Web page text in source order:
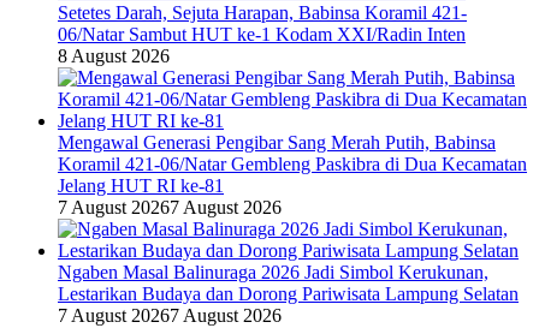
Setetes Darah, Sejuta Harapan, Babinsa Koramil 421-
06/Natar Sambut HUT ke-1 Kodam XXI/Radin Inten
8 August 2026
Mengawal Generasi Pengibar Sang Merah Putih, Babinsa
Koramil 421-06/Natar Gembleng Paskibra di Dua Kecamatan
Jelang HUT RI ke-81
7 August 20267 August 2026
Ngaben Masal Balinuraga 2026 Jadi Simbol Kerukunan,
Lestarikan Budaya dan Dorong Pariwisata Lampung Selatan
7 August 20267 August 2026